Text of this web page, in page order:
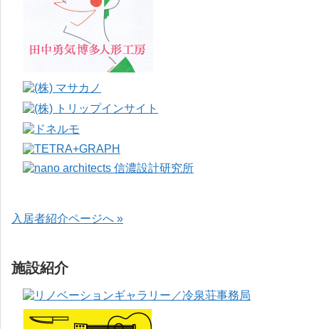
入居者紹介ページへ »
施設紹介